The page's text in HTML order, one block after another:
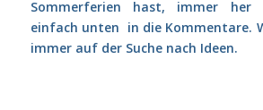
Sommerferien hast, immer her
einfach unten in die Kommentare.
immer auf der Suche nach Ideen.